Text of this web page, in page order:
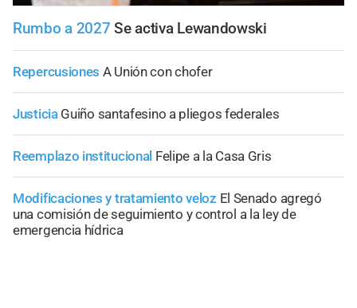
Rumbo a 2027 Se activa Lewandowski
Repercusiones A Unión con chofer
Justicia Guiño santafesino a pliegos federales
Reemplazo institucional Felipe a la Casa Gris
Modificaciones y tratamiento veloz El Senado agregó
una comisión de seguimiento y control a la ley de
emergencia hídrica